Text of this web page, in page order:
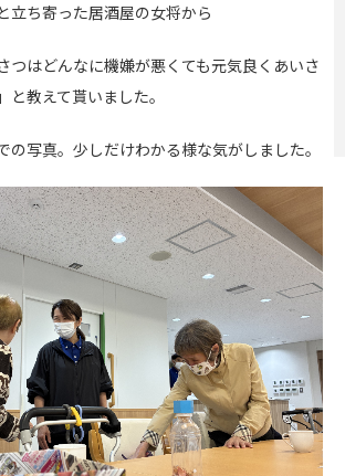
立ち寄った居酒屋の女将から
つはどんなに機嫌が悪くても元気良くあいさ
教えて貰いました。
の写真。少しだけわかる様な気がしました。